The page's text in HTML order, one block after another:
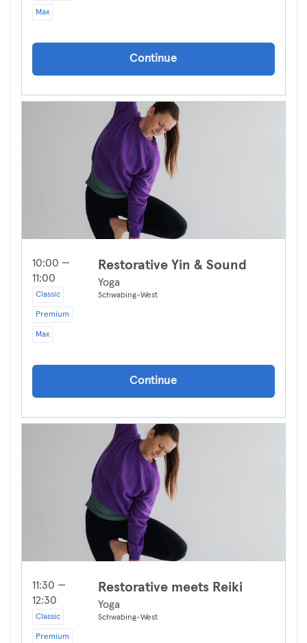
Max
Continue
10:00 —
11:00
Classic
Premium
Max
Restorative Yin & Sound
Yoga
Schwabing-West
Continue
11:30 —
12:30
Classic
Premium
Restorative meets Reiki
Yoga
Schwabing-West